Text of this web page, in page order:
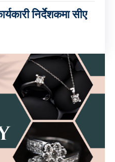
निर्देशकमा सीए